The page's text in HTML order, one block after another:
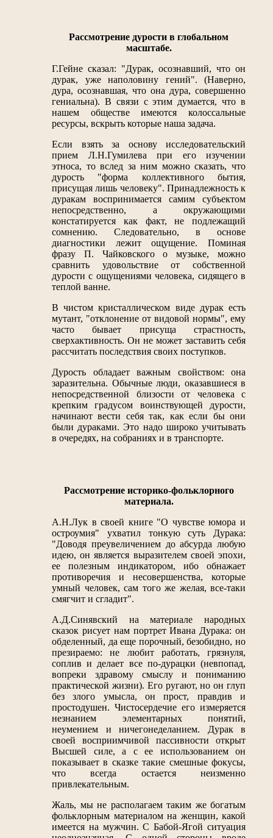
Рассмотрение дурости в глобальном
масштабе.
Г.Гейне сказал: "Дурак, осознавший, что он
дурак, уже наполовину гений". (Наверно,
дура, осознавшая, что она дура, совершенно
гениальна). В связи с этим думается, что в
нашем обществе имеются колоссальные
ресурсы, вскрыть которые наша задача.
Если взять за основу исследовательский
прием Л.Н.Гумилева при его изучении
этноса, то вслед за ним можно сказать, что
дурость "форма коллективного бытия,
присущая лишь человеку". Принадлежность к
дуракам воспринимается самим субъектом
непосредственно, а окружающими
констатируется как факт, не подлежащий
сомнению. Следовательно, в основе
диагностики лежит ощущение. Поминая
фразу П. Чайковского о музыке, можно
сравнить удовольствие от собственной
дурости с ощущениями человека, сидящего в
теплой ванне.
В чистом кристаллическом виде дурак есть
мутант, "отклонение от видовой нормы", ему
часто бывает присуща страстность,
сверхактивность. Он не может заставить себя
рассчитать последствия своих поступков.
Дурость обладает важным свойством: она
заразительна. Обычные люди, оказавшиеся в
непосредственной близости от человека с
крепким градусом воинствующей дурости,
начинают вести себя так, как если бы они
были дураками. Это надо широко учитывать
в очередях, на собраниях и в транспорте.
Рассмотрение историко-фольклорного
материала.
А.Н.Лук в своей книге "О чувстве юмора и
остроумия" ухватил тонкую суть Дурака:
"Доводя преувеличением до абсурда любую
идею, он является выразителем своей эпохи,
ее полезным индикатором, ибо обнажает
противоречия и несовершенства, которые
умный человек, сам того же желая, все-таки
смягчит и сгладит".
А.Д.Синявский на материале народных
сказок рисует нам портрет Ивана Дурака: он
обделенный, да еще порочный, безобидно, но
презираемо: не любит работать, грязнуля,
соплив и делает все по-дурацки (невпопад,
вопреки здравому смыслу и пониманию
практической жизни). Его ругают, но он глуп
без злого умысла, он прост, правдив и
простодушен. Чистосердечие его измеряется
незнанием элементарных понятий,
неумением и ничегонеделанием. Дурак в
своей восприимчивой пассивности открыт
Высшей силе, а с ее использованием он
показывает в сказке такие смешные фокусы,
что всегда остается неизменно
привлекательным.
Жаль, мы не располагаем таким же богатым
фольклорным материалом на женщин, какой
имеется на мужчин. С Бабой-Ягой ситуация